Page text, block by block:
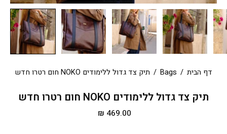
דף הבית /
Bags
/ תיק צד גדול ללימודים NOKO חום רטרו חדש
תיק צד גדול ללימודים NOKO חום רטרו חדש
469.00 ₪